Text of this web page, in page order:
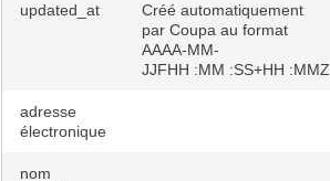
updated_at
Créé automatiquement
par Coupa au format
AAAA-MM-
JJFHH :MM :SS+HH :MMZ
adresse
électronique
nom